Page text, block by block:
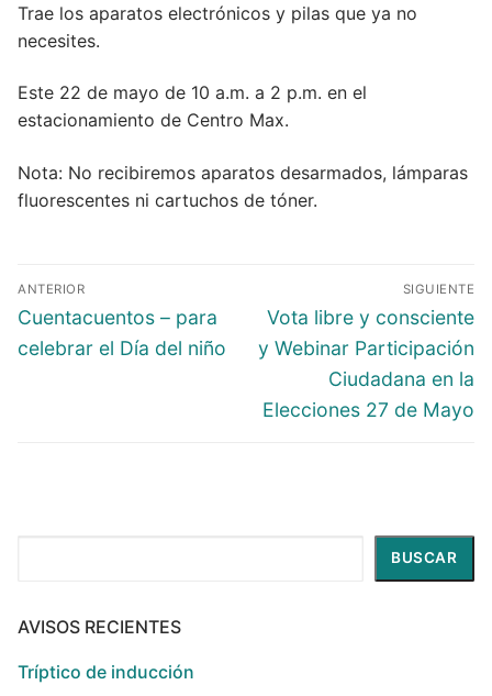
Trae los aparatos electrónicos y pilas que ya no
necesites.
Este 22 de mayo de 10 a.m. a 2 p.m. en el
estacionamiento de Centro Max.
Nota: No recibiremos aparatos desarmados, lámparas
fluorescentes ni cartuchos de tóner.
ANTERIOR
Cuentacuentos – para
celebrar el Día del niño
SIGUIENTE
Vota libre y consciente
y Webinar Participación
Ciudadana en la
Elecciones 27 de Mayo
BUSCAR
AVISOS RECIENTES
Tríptico de inducción